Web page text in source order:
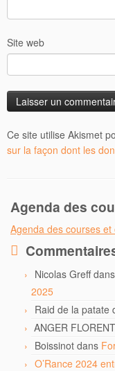
Site web
Ce site utilise Akismet
sur la façon dont les
Agenda des
Agenda des courses
Nicolas Greffdans
2025
Raid de la patate
ANGER FLORENT
Boissinot dans
O’Rance 2024